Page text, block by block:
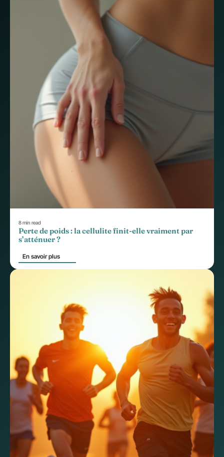
8 min read
Perte de poids : la cellulite finit-elle vraiment par
s’atténuer ?
En savoir plus